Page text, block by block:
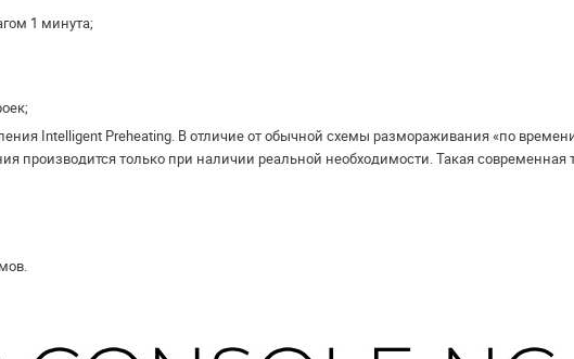
1 минута;
Intelligent Preheating. В отличие от обычной схемы размораживания «по
производится только при наличии реальной необходимости. Такая современная